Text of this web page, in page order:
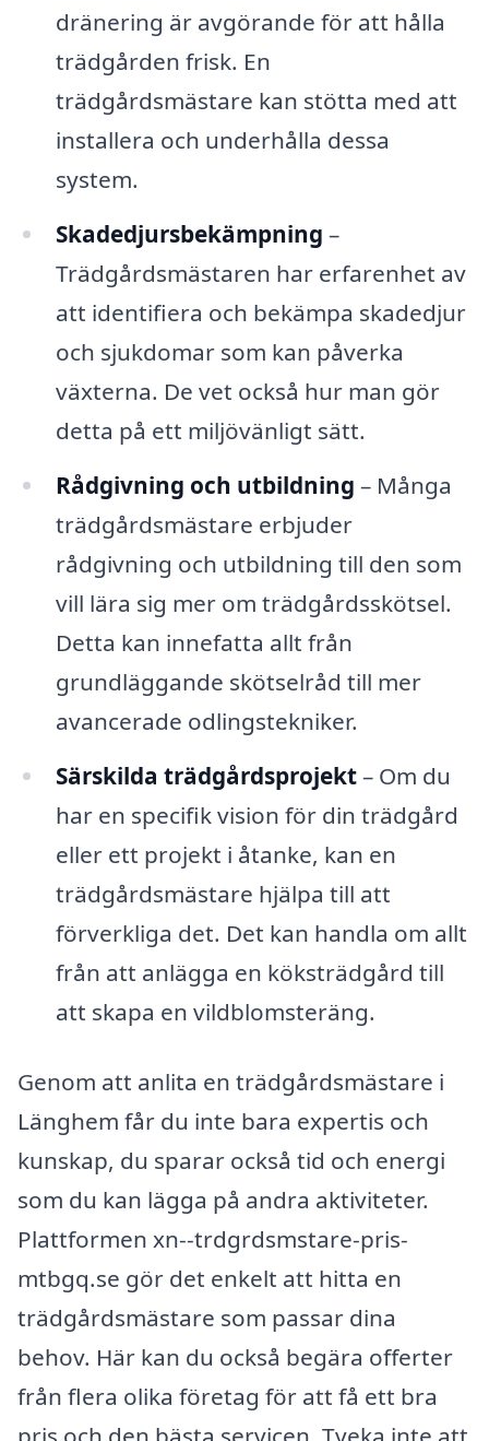
dränering är avgörande för att hålla
trädgården frisk. En
trädgårdsmästare kan stötta med att
installera och underhålla dessa
system.
Skadedjursbekämpning –
Trädgårdsmästaren har erfarenhet av
att identifiera och bekämpa skadedjur
och sjukdomar som kan påverka
växterna. De vet också hur man gör
detta på ett miljövänligt sätt.
Rådgivning och utbildning – Många
trädgårdsmästare erbjuder
rådgivning och utbildning till den som
vill lära sig mer om trädgårdsskötsel.
Detta kan innefatta allt från
grundläggande skötselråd till mer
avancerade odlingstekniker.
Särskilda trädgårdsprojekt– Om du
har en specifik vision för din trädgård
eller ett projekt i åtanke, kan en
trädgårdsmästare hjälpa till att
förverkliga det. Det kan handla om allt
från att anlägga en köksträdgård till
att skapa en vildblomsteräng.
Genom att anlita en trädgårdsmästare i
Länghem får du inte bara expertis och
kunskap, du sparar också tid och energi
som du kan lägga på andra aktiviteter.
Plattformen xn--trdgrdsmstare-pris-
mtbgq.se gör det enkelt att hitta en
trädgårdsmästare som passar dina
behov. Här kan du också begära offerter
från flera olika företag för att få ett bra